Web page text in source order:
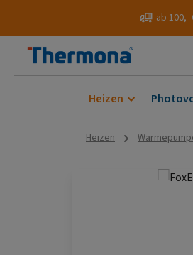
Zur Hauptnavigation springen
ab
Heizen
Heizen
Bildergalerie